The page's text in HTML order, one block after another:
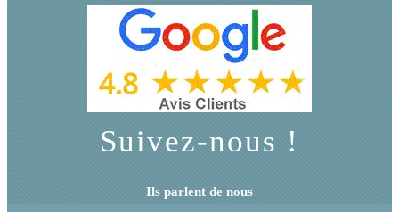
Suivez-nous !
Ils parlent de nous